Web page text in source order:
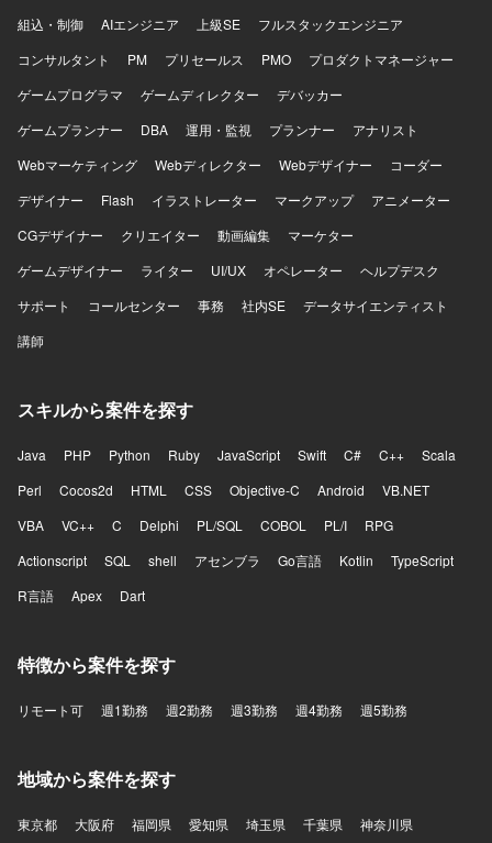
組込・制御
AIエンジニア 上級SE
フルスタックエンジニア
コンサルタント
PM プリセールス PMO
プロダクトマネージャー
ゲームプログラマ
ゲームディレクター
デバッカー
ゲームプランナー
DBA 運用・監視 プランナー
アナリスト
Webマーケティング
Webディレクター Webデザイナー
コーダー
デザイナー
Flash イラストレーター マークアップ
アニメーター
CGデザイナー
クリエイター 動画編集
マーケター
ゲームデザイナー
ライター UI/UX オペレーター
ヘルプデスク
サポート
コールセンター 事務 社内SE
データサイエンティスト
講師
スキルから案件を探す
Java PHP Python Ruby JavaScript Swift C# C++
Scala
Perl
Cocos2d HTML CSS Objective-C Android
VB.NET
VBA
VC++ C Delphi PL/SQL COBOL PL/I
RPG
Actionscript
SQL shell アセンブラ Go言語 Kotlin
TypeScript
R言語
Apex Dart
特徴から案件を探す
リモート可 週1勤務 週2勤務 週3勤務 週4勤務 週5勤務
地域から案件を探す
東京都 大阪府 福岡県 愛知県 埼玉県 千葉県 神奈川県